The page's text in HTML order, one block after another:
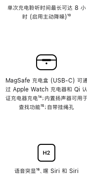
单次充电聆听时间最长可达 8 小
时 (启用主动降噪)脚
¹⁰
MagSafe 充电盒 (USB-C) 可通
过 Apple Watch 充电器和 Qi 认
证充电器充电脚
注
¹⁴；内置扬声器可用于
查找功能脚
¹⁵；自带挂绳孔
语音突显脚
¹⁶、嘿 Siri 和 Siri